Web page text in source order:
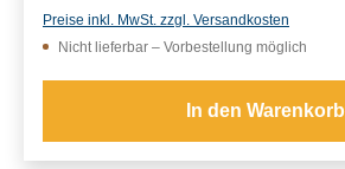
Preise inkl. MwSt. zzgl. Versandkosten
Nicht lieferbar – Vorbestellung möglich
In den Warenkorb